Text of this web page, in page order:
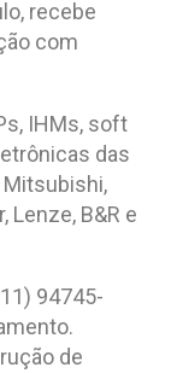
recebe
com
IHMs, soft
das
Mitsubishi,
Lenze, B&R e
94745-
de